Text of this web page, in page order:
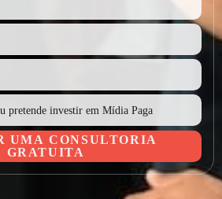
UMA CONSULTORIA
GRATUITA